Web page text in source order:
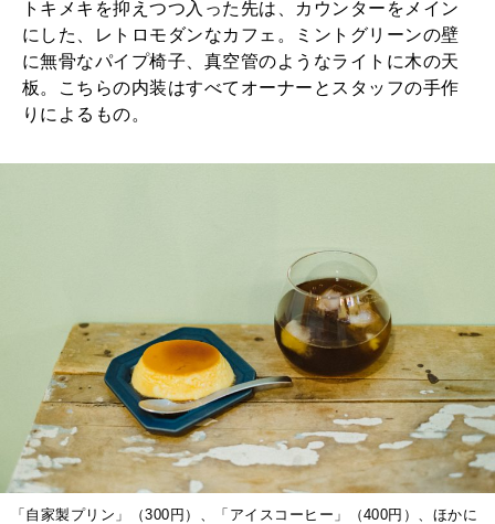
トキメキを抑えつつ入った先は、カウンターをメイン
にした、レトロモダンなカフェ。ミントグリーンの壁
に無骨なパイプ椅子、真空管のようなライトに木の天
板。こちらの内装はすべてオーナーとスタッフの手作
りによるもの。
「自家製プリン」（300円）、「アイスコーヒー」（400円）、ほかに